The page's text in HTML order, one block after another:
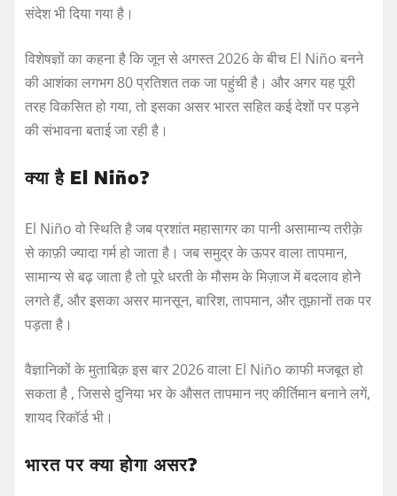
संदेश भी दिया गया है।
विशेषज्ञों का कहना है कि जून से अगस्त 2026 के बीच El Niño बनने
की आशंका लगभग 80 प्रतिशत तक जा पहुंची है। और अगर यह पूरी
तरह विकसित हो गया, तो इसका असर भारत सहित कई देशों पर पड़ने
की संभावना बताई जा रही है।
क्या है El Niño?
El Niño वो स्थिति है जब प्रशांत महासागर का पानी असामान्य तरीक़े
से काफ़ी ज्यादा गर्म हो जाता है। जब समुद्र के ऊपर वाला तापमान,
सामान्य से बढ़ जाता है तो पूरे धरती के मौसम के मिज़ाज में बदलाव होने
लगते हैं, और इसका असर मानसून, बारिश, तापमान, और तूफ़ानों तक पर
पड़ता है।
वैज्ञानिकों के मुताबिक़ इस बार 2026 वाला El Niño काफी मजबूत हो
सकता है , जिससे दुनिया भर के औसत तापमान नए कीर्तिमान बनाने लगें,
शायद रिकॉर्ड भी।
भारत पर क्या होगा असर?